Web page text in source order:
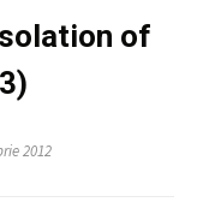
of
2012